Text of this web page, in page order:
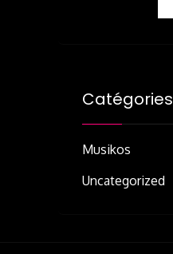
Catégories
Musikos
Uncategorized